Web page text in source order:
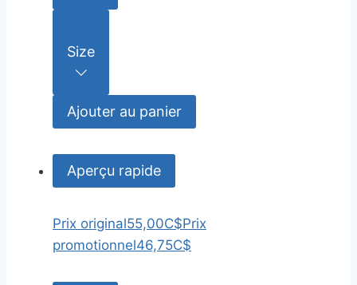
Size
Ajouter au panier
Aperçu rapide
Prix original55,00C$Prix
promotionnel46,75C$